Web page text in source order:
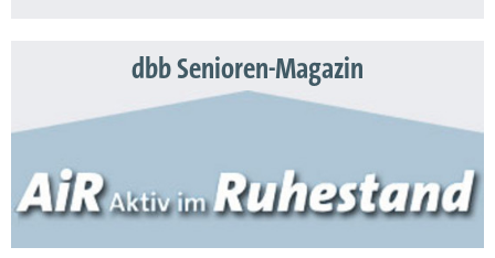
dbb Senioren-Magazin